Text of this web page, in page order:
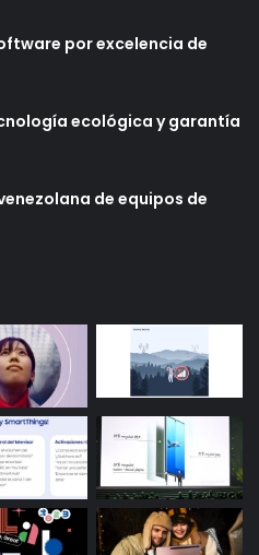
por excelencia de
ecológica y garantía
de equipos de